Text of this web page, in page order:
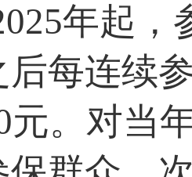
年起
后每连续
元。对当